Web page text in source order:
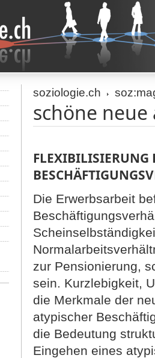
soziologie.ch
schöne
FLEXIBILISIERUNG
Die Erwerbsarbeit
zur Pensionierung,
sein. Kurzlebigkeit,
die Merkmale der
atypischer
die Bedeutung
Eingehen eines